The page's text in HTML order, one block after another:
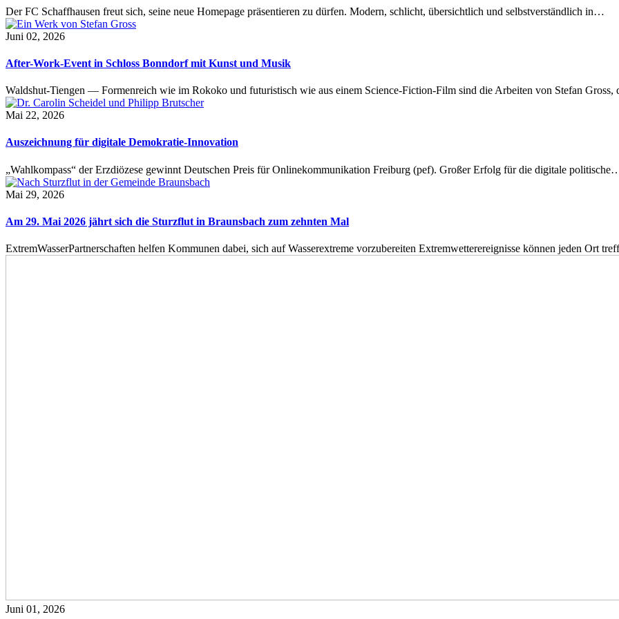
Der FC Schaffhausen freut sich, seine neue Homepage präsentieren zu dürfen. Modern, schlicht, übersichtlich und selbstverständlich in…
Juni 02, 2026
After-Work-Event in Schloss Bonndorf mit Kunst und Musik
Waldshut-Tiengen — Formenreich wie im Rokoko und futuristisch wie aus einem Science-Fiction-Film sind die Arbeiten von Stefan
Mai 22, 2026
Auszeichnung für digitale Demokratie-Innovation
„Wahlkompass“ der Erzdiözese gewinnt Deutschen Preis für Onlinekommunikation Freiburg (pef). Großer Erfolg für die digitale
Mai 29, 2026
Am 29. Mai 2026 jährt sich die Sturzflut in Braunsbach zum zehnten Mal
ExtremWasserPartnerschaften helfen Kommunen dabei, sich auf Wasserextreme vorzubereiten Extremwetterereignisse können jeden Ort
Juni 01, 2026